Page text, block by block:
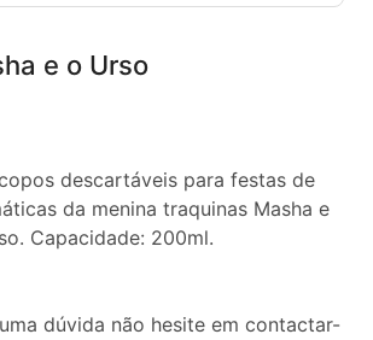
e o Urso
descartáveis para festas de
da menina traquinas Masha e
Capacidade: 200ml.
dúvida não hesite em contactar-